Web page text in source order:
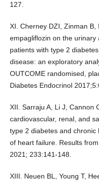
127.
XI. Cherney DZI, Zinman B,
empagliflozin on the
patients with type 2
disease: an exploratory
OUTCOME randomised,
Diabetes Endocrinol
XII. Sarraju A, Li J, Cannon
cardiovascular, renal, and
type 2 diabetes and
of heart failure. Results
2021; 233:141-148.
XIII. Neuen BL, Young T,